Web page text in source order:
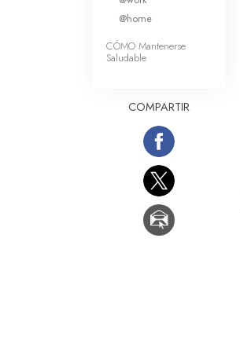
@home
CÓMO Mantenerse
Saludable
COMPARTIR